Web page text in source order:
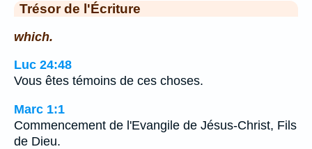
Trésor de l'Écriture
which.
Luc 24:48
Vous êtes témoins de ces choses.
Marc 1:1
Commencement de l'Evangile de Jésus-Christ, Fils
de Dieu.